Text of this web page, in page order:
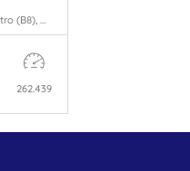
A4 Allroad Quattro (B8), Combi, 2009 / 2016 2.0 TDI 16V
262.439